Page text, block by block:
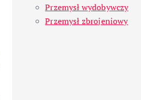
Przemysł wydobywczy
Przemysł zbrojeniowy